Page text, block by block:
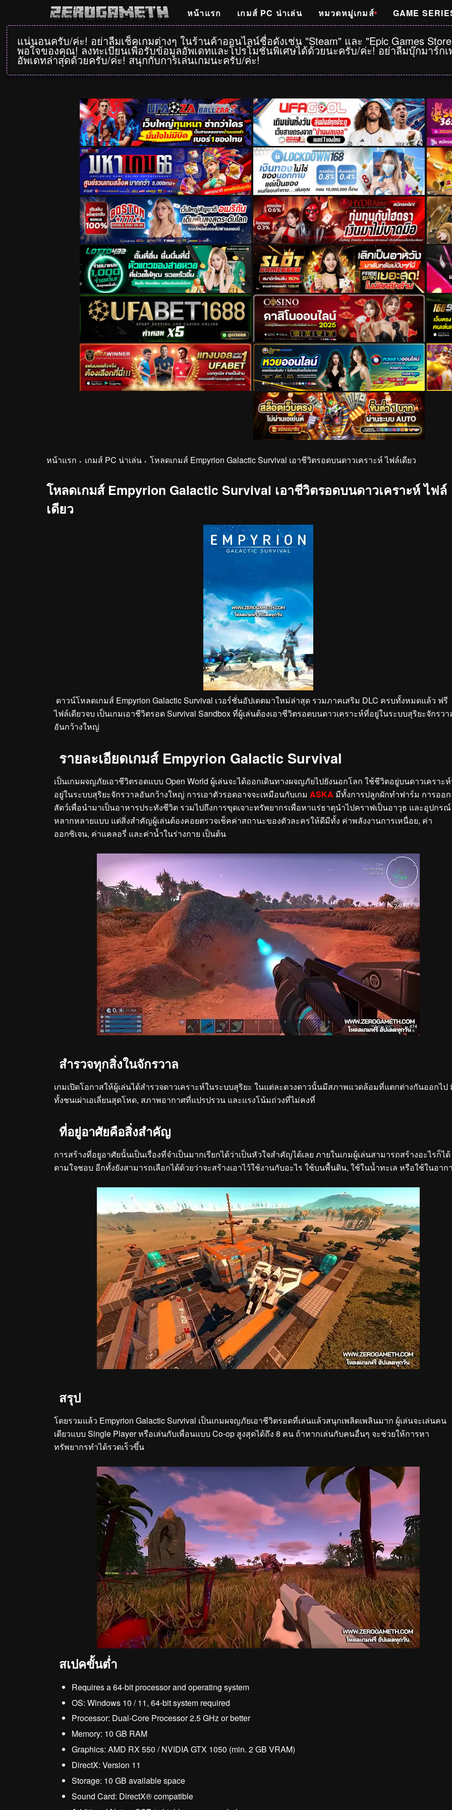
หน้าแรก เกมส์ PC น่าเล่น หมวดหมู่เกมส์ GAME
แน่นอนครับ/ค่ะ! อย่าลืมเช็คเกมต่างๆ ในร้านค้าออนไลน์ชื่อดังเช่น "Steam" และ "Epic Games
พอใจของคุณ! ลงทะเบียนเพื่อรับข้อมูลอัพเดทและโปรโมชั่นพิเศษได้ด้วยนะครับ/ค่ะ! อย่าลืมบุ๊กมาร์ก
อัพเดทล่าสุดด้วยครับ/ค่ะ! สนุกกับการเล่นเกมนะครับ/ค่ะ!
หน้าแรก เกมส์ PC น่าเล่น โหลดเกมส์ Empyrion Galactic Survival เอาชีวิตรอดบนดาวเคราะห์ ไฟล์เดียว
โหลดเกมส์ Empyrion Galactic Survival เอาชีวิตรอดบนดาวเคราะห์ ไฟล์
เดียว
ดาวน์โหลดเกมส์ Empyrion Galactic Survival เวอร์ชั่นอัปเดตมาใหม่ล่าสุด รวมภาคเสริม DLC ครบทั้งหมดแล้ว ฟรี
ไฟล์เดียวจบ เป็นเกมเอาชีวิตรอด Survival Sandbox ที่ผู้เล่นต้องเอาชีวิตรอดบนดาวเคราะห์ที่อยู่ในระบบสุริยะจักรวา
อันกว้างใหญ่
รายละเอียดเกมส์ Empyrion Galactic Survival
เป็นเกมผจญภัยเอาชีวิตรอดแบบ Open World ผู้เล่นจะได้ออกเดินทางผจญภัยไปยังนอกโลก ใช้ชีวิตอยู่บนดาวเคราะ
อยู่ในระบบสุริยะจักรวาลอันกว้างใหญ่ การเอาตัวรอดอาจจะเหมือนกับเกม ASKA มีทั้งการปลูกผักทำฟาร์ม การออ
สัตว์เพื่อนำมาเป็นอาหารประทังชีวิต รวมไปถึงการขุดเจาะทรัพยากรเพื่อหาแร่ธาตุนำไปคราฟเป็นอาวุธ และอุปกรณ์
หลากหลายแบบ แต่สิ่งสำคัญผู้เล่นต้องคอยตรวจเช็คค่าสถานะของตัวละครให้ดีมีทั้ง ค่าพลังงานการเหนื่อย, ค่า
ออกซิเจน, ค่าแคลอรี่ และค่าน้ำในร่างกาย เป็นต้น
สำรวจทุกสิ่งในจักรวาล
เกมเปิดโอกาสให้ผู้เล่นได้สำรวจดาวเคราะห์ในระบบสุริยะ ในแต่ละดวงดาวนั้นมีสภาพแวดล้อมที่แตกต่างกันออกไป
ทั้งชนเผ่าเอเลี่ยนสุดโหด, สภาพอากาศที่แปรปรวน และแรงโน้มถ่วงที่ไม่คงที่
ที่อยู่อาศัยคือสิ่งสำคัญ
การสร้างที่อยูอาศัยนั้นเป็นเรื่องที่จำเป็นมากเรียกได้ว่าเป็นหัวใจสำคัญได้เลย ภายในเกมผู้เล่นสามารถสร้างอะไรก็ได้
ตามใจชอบ อีกทั้งยังสามารถเลือกได้ด้วยว่าจะสร้างเอาไว้ใช้งานกับอะไร ใช้บนพื้นดิน, ใช้ในน้ำทะเล หรือใช้ในอาก
สรุป
โดยรวมแล้ว Empyrion Galactic Survival เป็นเกมผจญภัยเอาชีวิตรอดที่เล่นแล้วสนุกเพลิดเพลินมาก ผู้เล่นจะเล่นคน
เดียวแบบ Single Player หรือเล่นกับเพื่อนแบบ Co-op สูงสุดได้ถึง 8 คน ถ้าหากเล่นกับคนอื่นๆ จะช่วยให้การหา
ทรัพยากรทำได้รวดเร็วขึ้น
สเปคขั้นต่ำ
Requires a 64-bit processor and operating system
OS: Windows 10 / 11, 64-bit system required
Processor: Dual-Core Processor 2.5 GHz or better
Memory: 10 GB RAM
Graphics: AMD RX 550 / NVIDIA GTX 1050 (min. 2 GB VRAM)
DirectX: Version 11
Storage: 10 GB available space
Sound Card: DirectX® compatible